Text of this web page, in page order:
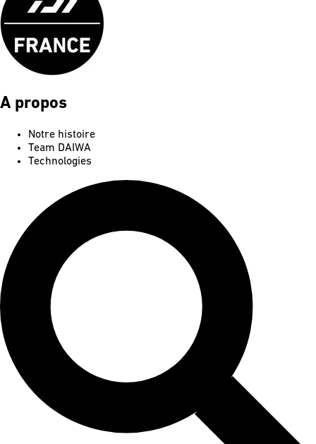
A propos
Notre histoire
Team DAIWA
Technologies